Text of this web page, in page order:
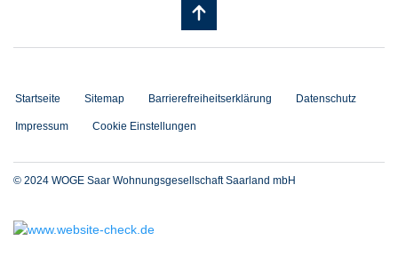
Startseite Sitemap Barrierefreiheitserklärung Datenschutz
Impressum Cookie Einstellungen
© 2024 WOGE Saar Wohnungsgesellschaft Saarland mbH